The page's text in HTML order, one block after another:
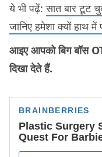
ये भी पढ़ें:सात बार टूट
जानिए हमेशा क्यों हाथ
आइए आपको बिग बॉस
दिखा देते हैं.